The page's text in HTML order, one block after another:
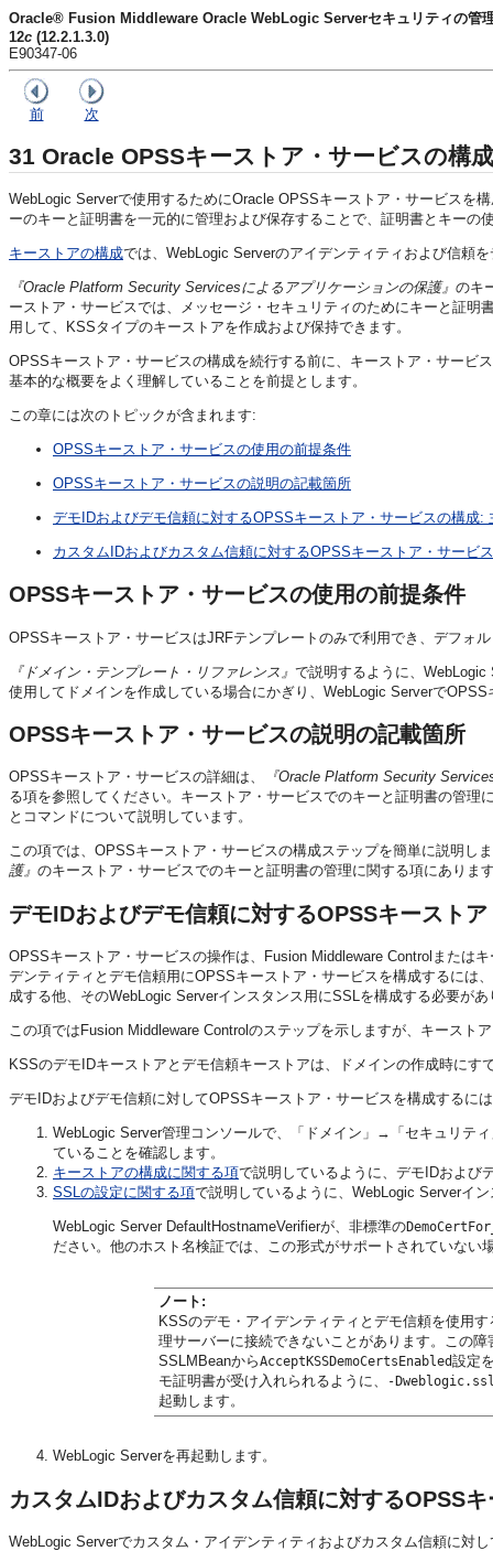
Oracle® Fusion Middleware Oracle WebLogic Serverセキュリティの管
12c (12.2.1.3.0)
E90347-06
前 次
31 Oracle OPSSキーストア・サービスの構成
WebLogic Serverで使用するためにOracle OPSSキーストア・サービスを
ーのキーと証明書を一元的に管理および保存することで、証明書とキーの
キーストアの構成では、WebLogic Serverのアイデンティティおよび信頼
『Oracle Platform Security Servicesによるアプリケーションの保護』 のキ
ーストア・サービスでは、メッセージ・セキュリティのためにキーと証
用して、KSSタイプのキーストアを作成および保持できます。
OPSSキーストア・サービスの構成を続行する前に、キーストア・サービ
基本的な概要をよく理解していることを前提とします。
この章には次のトピックが含まれます:
OPSSキーストア・サービスの使用の前提条件
OPSSキーストア・サービスの説明の記載箇所
デモIDおよびデモ信頼に対するOPSSキーストア・サービスの構成:
カスタムIDおよびカスタム信頼に対するOPSSキーストア・サービ
OPSSキーストア・サービスの使用の前提条件
OPSSキーストア・サービスはJRFテンプレートのみで利用でき、デフォ
『ドメイン・テンプレート・リファレンス』 で説明するように、
使用してドメインを作成している場合にかぎり、WebLogic Serverで
OPSSキーストア・サービスの説明の記載箇所
OPSSキーストア・サービスの詳細は、
『Oracle Platform Security
る項を参照してください。キーストア・サービスでのキーと証明書の管
とコマンドについて説明しています。
この項では、OPSSキーストア・サービスの構成ステップを簡単に説明し
護』 のキーストア・サービスでのキーと証明書の管理に関する項にありま
デモIDおよびデモ信頼に対するOPSSキースト
OPSSキーストア・サービスの操作は、Fusion Middleware Controlまたは
デンティティとデモ信頼用にOPSSキーストア・サービスを構成するには
成する他、そのWebLogic Serverインスタンス用にSSLを構成する必要があ
この項ではFusion Middleware Controlのステップを示しますが、キース
KSSのデモIDキーストアとデモ信頼キーストアは、ドメインの作成時に
デモIDおよびデモ信頼に対してOPSSキーストア・サービスを構成するに
WebLogic Server管理コンソールで、「ドメイン」→「セキュリテ
ていることを確認します。
キーストアの構成に関する項で説明しているように、デモIDおよび
SSLの設定に関する項で説明しているように、WebLogic Serverイ
WebLogic Server DefaultHostnameVerifierが、非標準の
ださい。他のホスト名検証では、この形式がサポートされていない
ノート:
KSSのデモ・アイデンティティとデモ信頼を使用
理サーバーに接続できないことがあります。この
SSLMBeanからAcceptKSSDemoCertsEnabled設定
モ証明書が受け入れられるように、
-
起動します。
WebLogic Serverを再起動します。
カスタムIDおよびカスタム信頼に対するOPSS
WebLogic Serverでカスタム・アイデンティティおよびカスタム信頼に対